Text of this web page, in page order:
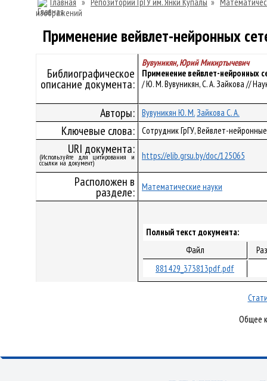
изображений
Применение вейвлет-нейронных
Библиографическое
описание документа:
Вувуникян, Юрий Микиртычевич
Применение вейвлет-нейронных
/ Ю. М. Вувуникян, С. А. Зайкова //
Авторы: Вувуникян Ю. М.Зайкова С. А.
Ключевые слова: Сотрудник ГрГУ, Вейвлет-
URI документа:
(Используйте для цитирования и
ссылки на документ)
https://elib.grsu.by/doc/125065
Расположен в
разделе: Математические науки
Полный текст документа:
Файл
881429_373813pdf.pdf
Общее